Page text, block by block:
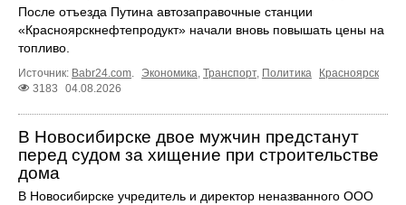
После отъезда Путина автозаправочные станции
«Красноярскнефтепродукт» начали вновь повышать цены на
топливо.
Источник: Babr24.com. Экономика, Транспорт, Политика
Красноярск
3183
04.08.2026
В Новосибирске двое мужчин предстанут
перед судом за хищение при строительстве
дома
В Новосибирске учредитель и директор неназванного ООО